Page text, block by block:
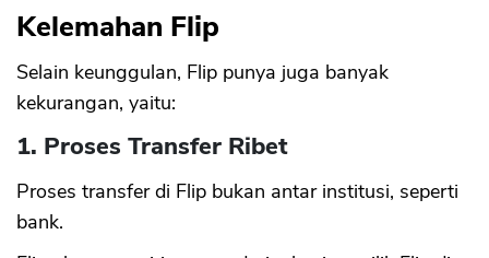
Kelemahan Flip
Selain keunggulan, Flip punya juga banyak
kekurangan, yaitu:
1. Proses Transfer Ribet
Proses transfer di Flip bukan antar institusi, seperti
bank.